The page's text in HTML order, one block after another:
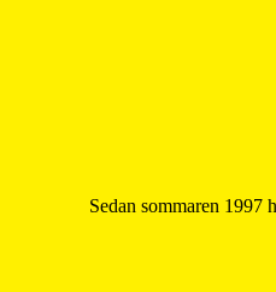
Sedan sommaren 1997